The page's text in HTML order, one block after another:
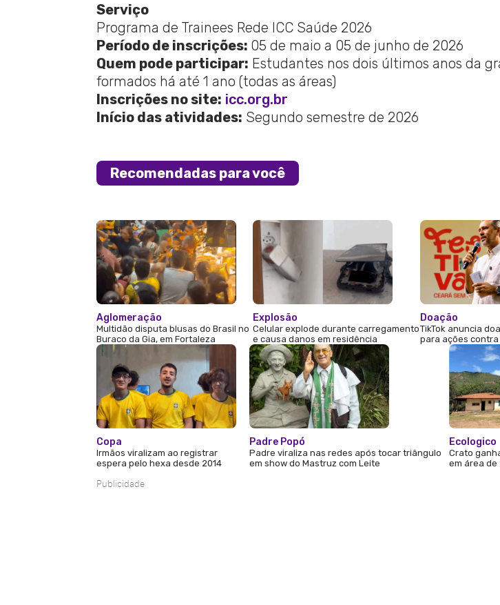
Serviço
Programa de Trainees Rede ICC Saúde 2026
Período de inscrições: 05 de maio a 05 de junho de 2026
Quem pode participar: Estudantes nos dois últimos anos da
formados há até 1 ano (todas as áreas)
Inscrições no site: icc.org.br
Início das atividades: Segundo semestre de 2026
Recomendadas para você
Aglomeração
Multidão disputa blusas do Brasil no
Buraco da Gia, em Fortaleza
Explosão
Celular explode durante carregamento
e causa danos em residência
Doação
TikTok anuncia
para ações
Copa
Irmãos viralizam ao registrar
espera pelo hexa desde 2014
Padre Popó
Padre viraliza nas redes após tocar triângulo
em show do Mastruz com Leite
Ecologico
Crato
em área de
Publicidade